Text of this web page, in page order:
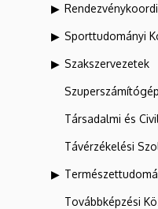
Sporttudományi
Szakszervezetek
Társadalmi és
Távérzékelési
Továbbképzési